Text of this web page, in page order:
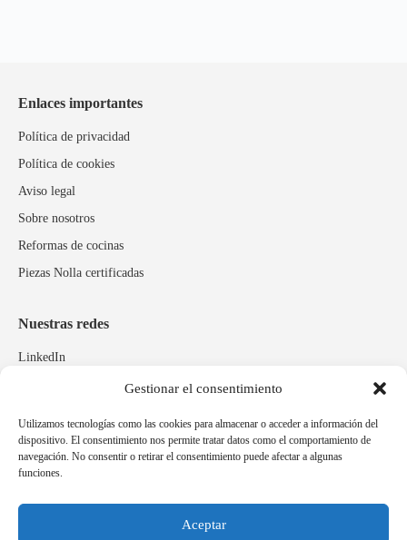
Gestionar el consentimiento
Utilizamos tecnologías como las cookies para almacenar o acceder a información del
dispositivo. El consentimiento nos permite tratar datos como el comportamiento de
navegación. No consentir o retirar el consentimiento puede afectar a algunas
funciones.
Aceptar
Enlaces importantes
Política de privacidad
Política de cookies
Aviso legal
Sobre nosotros
Reformas de cocinas
Piezas Nolla certificadas
Nuestras redes
LinkedIn
Marcas relacionadas